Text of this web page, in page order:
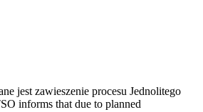
jest zawieszenie procesu Jednolitego
informs that due to planned